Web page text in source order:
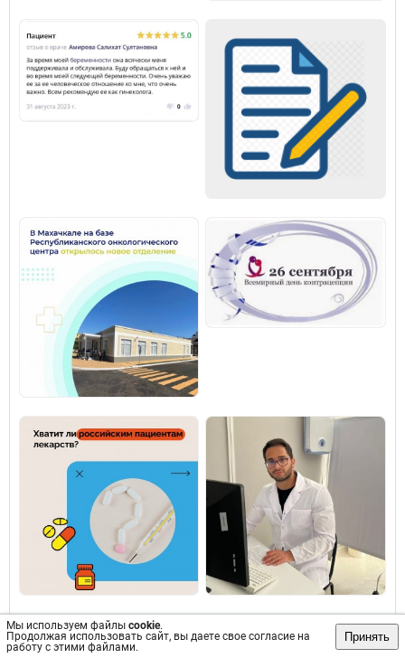
Мы используем файлы cookie.
Продолжая использовать сайт, вы даете свое согласие на
работу с этими файлами.
Принять